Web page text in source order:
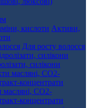
Активи,
Для росту волосся
силікони
масляні, СО2-
концентрати